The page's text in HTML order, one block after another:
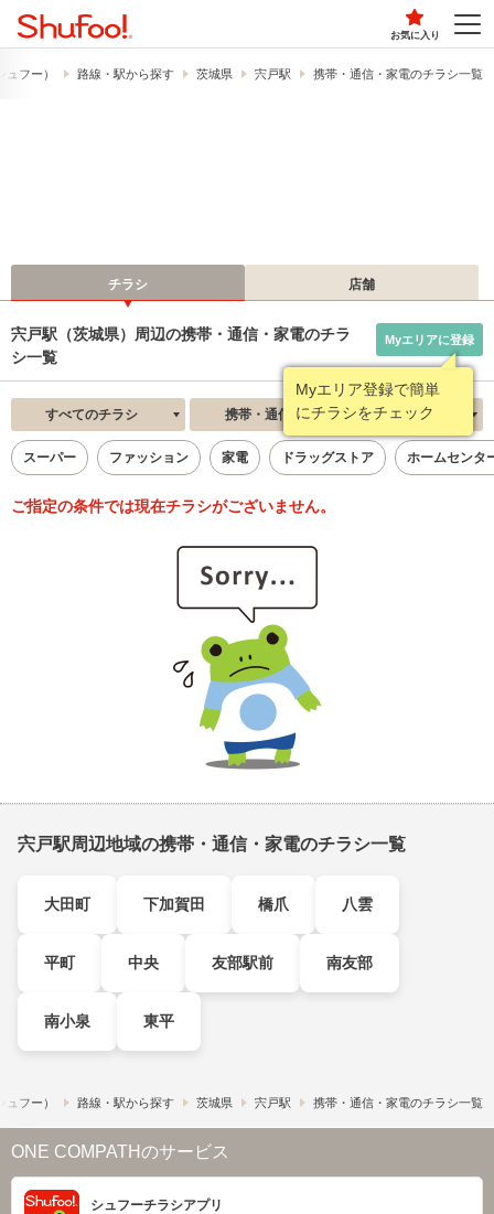
お気に入り
フー） 路線・駅から探す 茨城県 宍戸駅 携帯・通信・家電のチラシ一覧
チラシ 店舗
宍戸駅（茨城県）周辺の携帯・通信・家電のチラ
シ一覧
Myエリア登録で簡単
にチラシをチェック
Myエリアに登録
すべてのチラシ 携帯・通信・家電 新着順
スーパー ファッション 家電 ドラッグストア ホームセンタ
ご指定の条件では現在チラシがございません。
宍戸駅周辺地域の携帯・通信・家電のチラシ一覧
大田町 下加賀田 橋爪 八雲
平町 中央 友部駅前 南友部
南小泉 東平
フー） 路線・駅から探す 茨城県 宍戸駅 携帯・通信・家電のチラシ一覧
ONE COMPATHのサービス
シュフーチラシアプリ